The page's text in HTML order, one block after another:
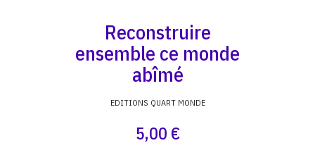
Reconstruire
ensemble ce monde
abîmé
EDITIONS QUART MONDE
5,00 €